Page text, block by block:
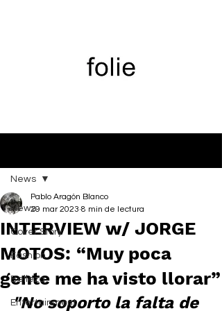
News
Cover Story
Fashion
Belleza
Entertainment
News
INTERVIEW w/ JORGE
MOTOS: “Muy poca
gente me ha visto llorar”
Pablo Aragón Blanco
29 mar 2023 8 min de lectura
"No soporto la falta de